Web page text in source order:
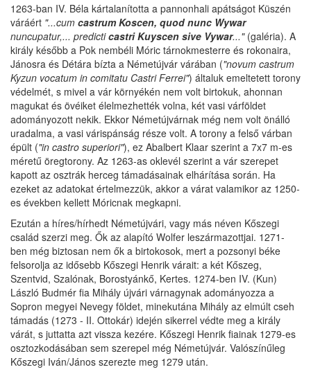
1263-ban IV. Béla kártalanította a pannonhali apátságot Küszén
váráért "...cum castrum Koscen, quod nunc Wywar
nuncupatur,... predicticastri Kuyscen sive Vywar..."(galéria). A
király később a Pok nembéli Móric tárnokmesterre és rokonaira,
Jánosra és Détára bízta a Németújvár várában ("novum castrum
Kyzun vocatum in comitatu Castri Ferrei") általuk emeltetett torony
védelmét, s mivel a vár környékén nem volt birtokuk, ahonnan
magukat és övéiket élelmezhették volna, két vasi várföldet
adományozott nekik. Ekkor Németújvárnak még nem volt önálló
uradalma, a vasi várispánság része volt. A torony a felső várban
épült ("in castro superiori"), ez Abalbert Klaar szerint a 7x7 m-es
méretű öregtorony. Az 1263-as oklevél szerint a vár szerepet
kapott az osztrák herceg támadásainak elhárítása során. Ha
ezeket az adatokat értelmezzük, akkor a várat valamikor az 1250-
es években kellett Móricnak megkapni.
Ezután a híres/hírhedt Németújvári, vagy más néven Kőszegi
család szerzi meg. Ők az alapító Wolfer leszármazottjai. 1271-
ben még biztosan nem ők a birtokosok, mert a pozsonyi béke
felsorolja az idősebb Kőszegi Henrik várait: a két Kőszeg,
Szentvid, Szalónak, Borostyánkő, Kertes. 1274-ben IV. (Kun)
László Budmér fia Mihály újvári várnagynak adományozza a
Sopron megyei Nevegy földet, minekutána Mihály az elmúlt cseh
támadás (1273 - II. Ottokár) idején sikerrel védte meg a király
várát, s juttatta azt vissza kezére. Kőszegi Henrik fiainak 1279-es
osztozkodásában sem szerepel még Németújvár. Valószínűleg
Kőszegi Iván/János szerezte meg 1279 után.